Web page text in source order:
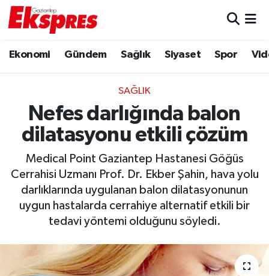
Ekonomi Gündem Sağlık Siyaset Spor
SAĞLIK
Nefes darlığında balon
dilatasyonu etkili çözüm
Medical Point Gaziantep Hastanesi Göğüs
Cerrahisi Uzmanı Prof. Dr. Ekber Şahin, hava yolu
darlıklarında uygulanan balon dilatasyonunun
uygun hastalarda cerrahiye alternatif etkili bir
tedavi yöntemi olduğunu söyledi.
Ekonomi
Gaziantep son dakika
Genel
Gündem
Haberler
Kültür Sanat
Magazin
Trafik Durumu
Puan Durumu ve Fikstür
Tüm Manşetler
Son Dakika Haberleri
Haber Arşivi